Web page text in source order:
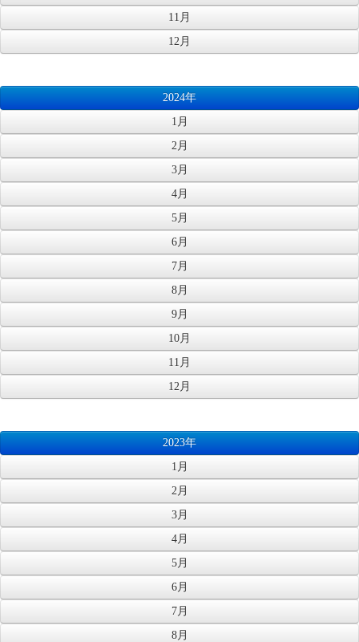
11月
12月
2024年
1月
2月
3月
4月
5月
6月
7月
8月
9月
10月
11月
12月
2023年
1月
2月
3月
4月
5月
6月
7月
8月